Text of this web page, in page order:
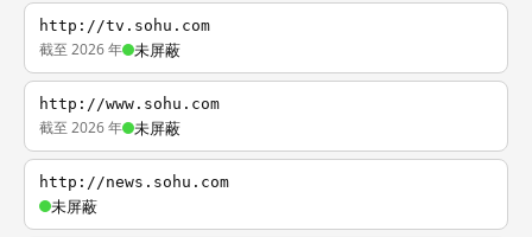
http://tv.sohu.com
截至 2026 年 未屏蔽
http://www.sohu.com
截至 2026 年 未屏蔽
http://news.sohu.com
未屏蔽